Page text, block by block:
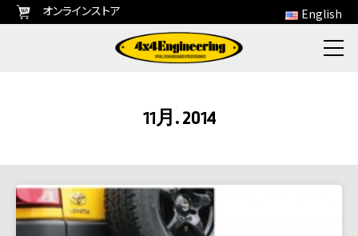
オンラインストア English
11月. 2014